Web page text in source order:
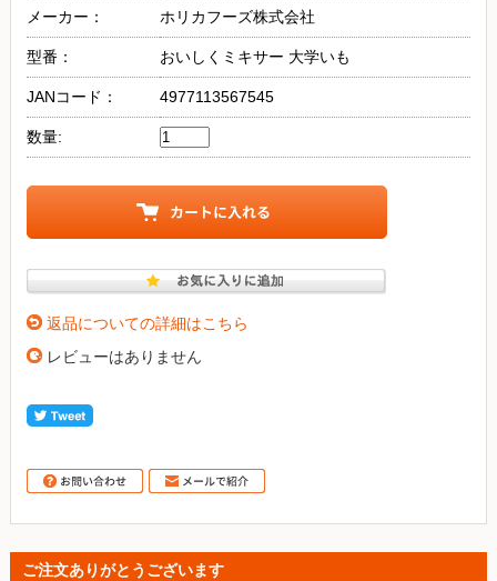
メーカー： ホリカフーズ株式会社
型番： おいしくミキサー 大学いも
JANコード： 4977113567545
数量:
返品についての詳細はこちら
レビューはありません
ご注文ありがとうございます